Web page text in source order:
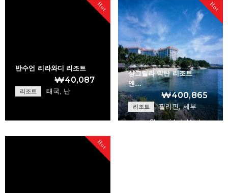
Hot
반수언 리라와디 리조트
₩40,087
리조트 태국, 난
Hot
샹그릴라 막탄 리조트
앤…
₩400,865
리조트 필리핀, 세부
Shangri-La's Mact…
Hot